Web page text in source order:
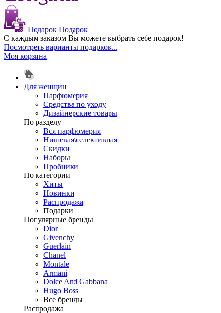
Подарок Подарок
С каждым заказом Вы можете выбрать себе подарок!
Посмотреть варианты подарков...
Моя корзина
Для женщин
Парфюмерия
Средства по уходу
Дизайнерские товары
По разделу
Вся парфюмерия
Нишевая\селективная
Скидки
Наборы
Пробники
По категории
Хиты
Новинки
Распродажа
Подарки
Популярные бренды
Dior
Givenchy
Guerlain
Chanel
Montale
Armani
Dolce And Gabbana
Hugo Boss
Все бренды
Распродажа